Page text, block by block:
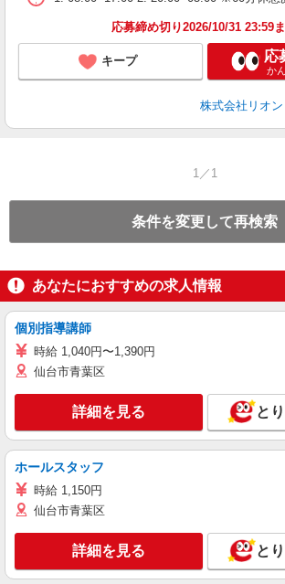
応募締め切り2026/10/31 23:59
キープ 応
か
株式会社リオン
1／1
条件を変更して再検索
あなたにおすすめの求人情報
個別指導講師
時給 1,040円〜1,390円
仙台市青葉区
詳細を見る と
ホールスタッフ
時給 1,150円
仙台市青葉区
詳細を見る と